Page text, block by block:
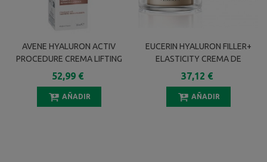
AVENE HYALURON ACTIV
PROCEDURE CREMA LIFTING
RETINAL 0.1 % 30 ML
52,99 €
AÑADIR
EUCERIN HYALURON FILLER+
ELASTICITY CREMA DE
NOCHE 50 ML
37,12 €
AÑADIR